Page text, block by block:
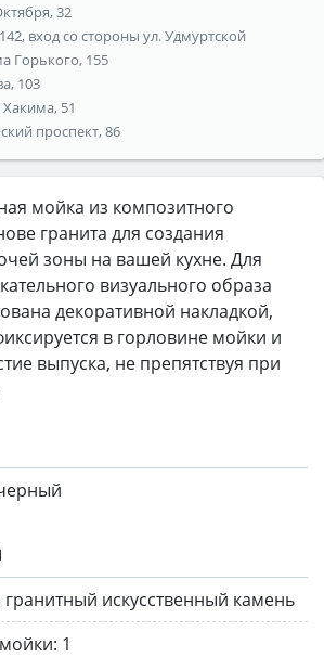
32
вход со стороны ул. Удмуртской
Горького, 155
103
Хакима, 51
проспект, 86
мойка из композитного
гранита для создания
зоны на вашей кухне. Для
визуального образа
декоративной накладкой,
в горловине мойки и
выпуска, не препятствуя при
гранитный искусственный камень
1